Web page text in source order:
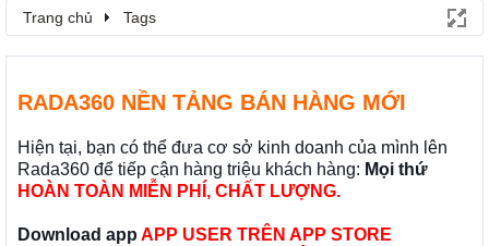
Trang chủ Tags
RADA360 NỀN TẢNG BÁN HÀNG MỚI
Hiện tại, bạn có thể đưa cơ sở kinh doanh của mình lên
Rada360 để tiếp cận hàng triệu khách hàng: Mọi thứ
HOÀN TOÀN MIỄN PHÍ, CHẤT LƯỢNG.
Download app APP USER TRÊN APP STORE